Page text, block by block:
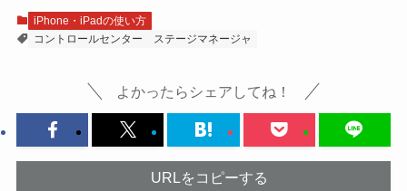
iPhone・iPadの使い方
コントロールセンター
ステージマネージャ
よかったらシェアしてね！
URLをコピーする